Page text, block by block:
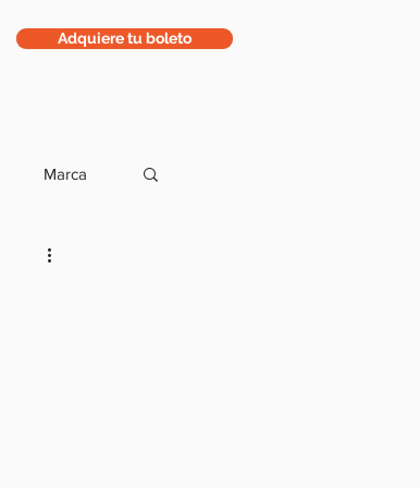
Adquiere tu boleto
Marca